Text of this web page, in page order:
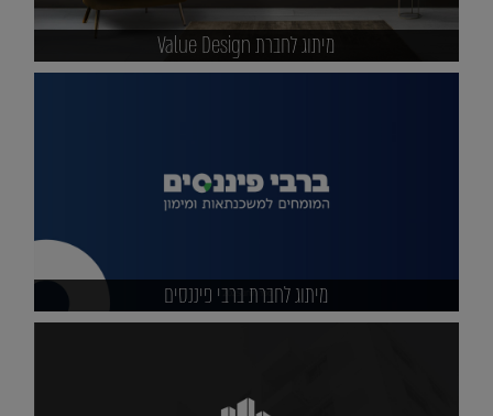
מיתוג לחברת Value Design
מיתוג לחברת ברבי פיננסים